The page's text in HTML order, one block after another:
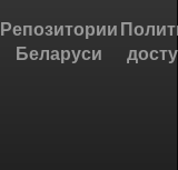
Репозитории
Беларуси